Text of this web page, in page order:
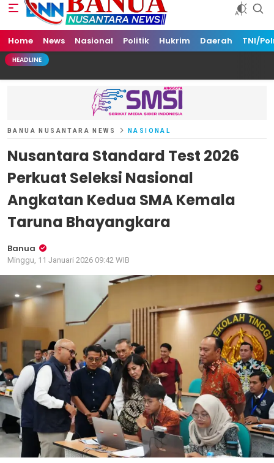
Banua Nusantara News
Home News Nasional Politik Hukrim Daerah TNI/
HEADLINE
BANUA NUSANTARA NEWS NASIONAL
Nusantara Standard Test 2026
Perkuat Seleksi Nasional
Angkatan Kedua SMA Kemala
Taruna Bhayangkara
Banua
Minggu, 11 Januari 2026 09:42 WIB